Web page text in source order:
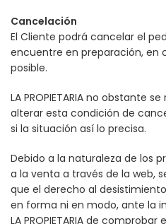
Cancelación
El Cliente podrá cancelar el
encuentre en preparación, en
posible.
LA PROPIETARIA no obstante
alterar esta condición de
si la situación así lo precisa.
Debido a la naturaleza de los
a la venta a través de la web,
que el derecho al
en forma ni en modo, ante la
LA PROPIETARIA de